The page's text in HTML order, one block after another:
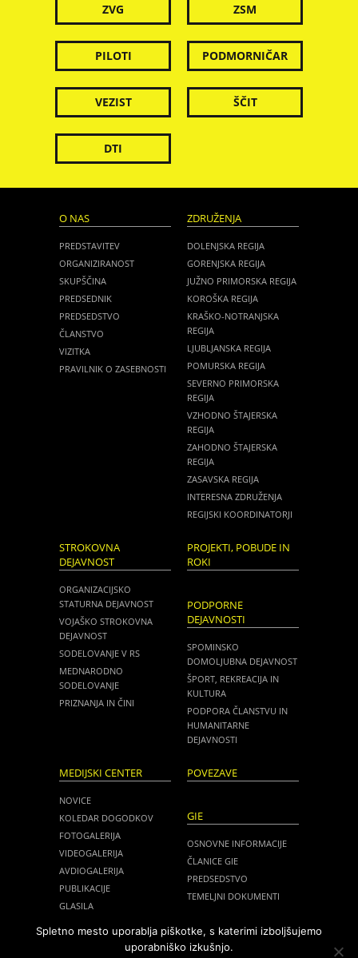
ZVG ZSM
PILOTI PODMORNIČAR
VEZIST ŠČIT
DTI
O NAS
PREDSTAVITEV
ORGANIZIRANOST
SKUPŠČINA
PREDSEDNIK
PREDSEDSTVO
ČLANSTVO
VIZITKA
PRAVILNIK O ZASEBNOSTI
ZDRUŽENJA
DOLENJSKA REGIJA
GORENJSKA REGIJA
JUŽNO PRIMORSKA REGIJA
KOROŠKA REGIJA
KRAŠKO-NOTRANJSKA
REGIJA
LJUBLJANSKA REGIJA
POMURSKA REGIJA
SEVERNO PRIMORSKA
REGIJA
VZHODNO ŠTAJERSKA
REGIJA
ZAHODNO ŠTAJERSKA
REGIJA
ZASAVSKA REGIJA
INTERESNA ZDRUŽENJA
REGIJSKI KOORDINATORJI
STROKOVNA
DEJAVNOST
ORGANIZACIJSKO
STATURNA DEJAVNOST
VOJAŠKO STROKOVNA
DEJAVNOST
SODELOVANJE V RS
MEDNARODNO
SODELOVANJE
PRIZNANJA IN ČINI
PROJEKTI, POBUDE IN
ROKI
PODPORNE
DEJAVNOSTI
SPOMINSKO
DOMOLJUBNA DEJAVNOST
ŠPORT, REKREACIJA IN
KULTURA
PODPORA ČLANSTVU IN
HUMANITARNE
DEJAVNOSTI
MEDIJSKI CENTER
NOVICE
KOLEDAR DOGODKOV
FOTOGALERIJA
VIDEOGALERIJA
AVDIOGALERIJA
PUBLIKACIJE
GLASILA
POVEZAVE
GIE
OSNOVNE INFORMACIJE
ČLANICE GIE
PREDSEDSTVO
TEMELJNI DOKUMENTI
ZASEDANJA
Spletno mesto uporablja piškotke, s katerimi izboljšujemo
uporabniško izkušnjo.